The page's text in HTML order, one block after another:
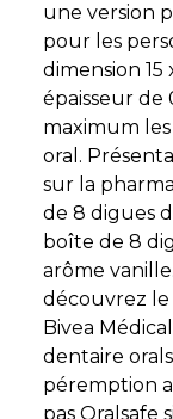
une version
pour les
dimension 15
épaisseur de
maximum
oral.
sur la
de 8 digues
boîte de 8
arôme
découvrez le
Bivea
dentaire
péremption
pas Oralsafe